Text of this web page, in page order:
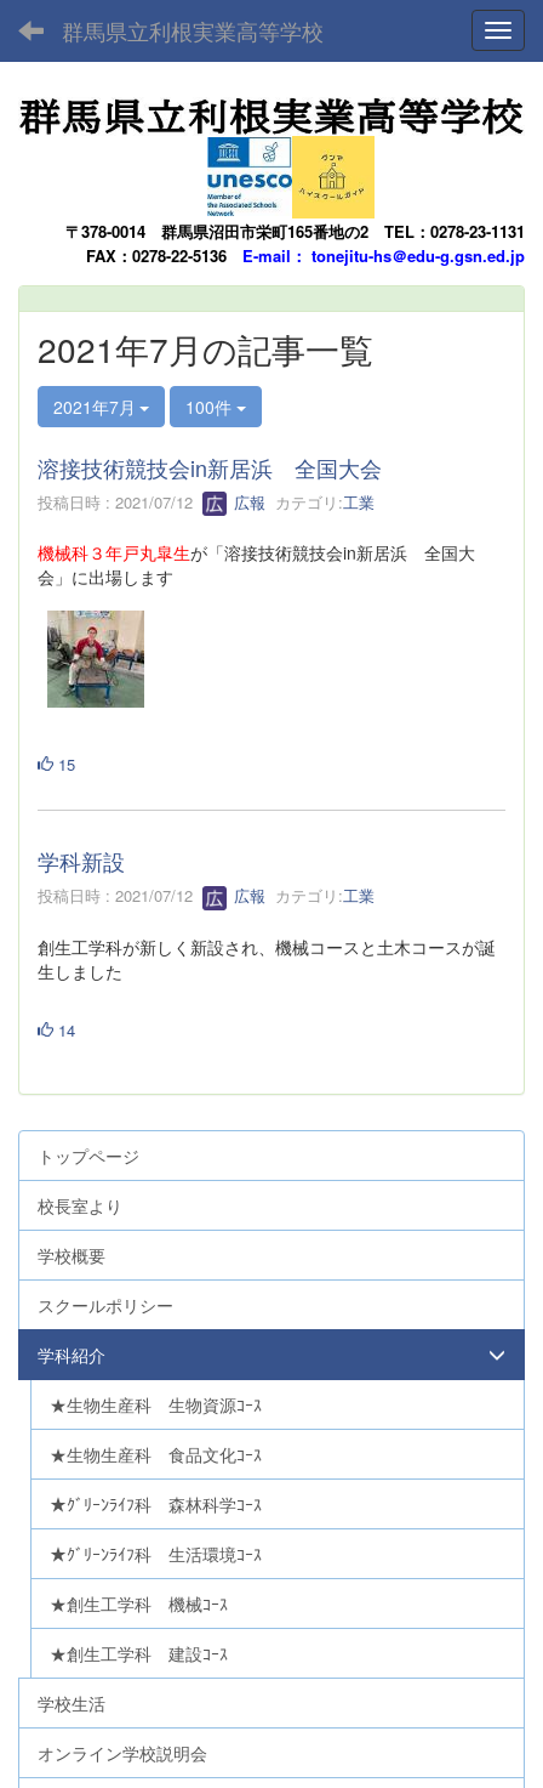
群馬県立利根実業高等学校
〒378-0014 群馬県沼田市栄町165番地の2 TEL：0278-23-1131
FAX：0278-22-5136 E-mail： tonejitu-hs＠edu-g.gsn.ed.jp
2021年7月の記事一覧
2021年7月 100件
溶接技術競技会in新居浜 全国大会
投稿日時 : 2021/07/12 広報 カテゴリ:工業
機械科３年戸丸皐生が「溶接技術競技会in新居浜 全国大
会」に出場します
15
学科新設
投稿日時 : 2021/07/12 広報 カテゴリ:工業
創生工学科が新しく新設され、機械コースと土木コースが誕
生しました
14
トップページ
校長室より
学校概要
スクールポリシー
学科紹介
★生物生産科 生物資源ｺｰｽ
★生物生産科 食品文化ｺｰｽ
★ｸﾞﾘｰﾝﾗｲﾌ科 森林科学ｺｰｽ
★ｸﾞﾘｰﾝﾗｲﾌ科 生活環境ｺｰｽ
★創生工学科 機械ｺｰｽ
★創生工学科 建設ｺｰｽ
学校生活
オンライン学校説明会